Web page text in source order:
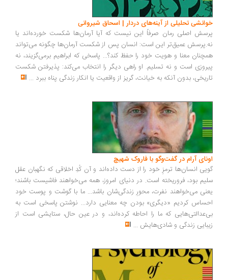
تحلیلی از آینه‌های دردار | اسحاق شیروانی
اصلی رمان صرفاً این نیست که آیا آرمان‌ها شکست خورده‌اند یا
عمیق‌تر این است: انسان پس از شکست آرمان‌ها چگونه می‌تواند
معنا و هویت خود را حفظ کند؟... پاسخی که ابراهیم برمی‌گزیند، نه
است و نه تسلیم. او راهی دیگر را انتخاب می‌کند: پذیرفتن شکست
بدون آنکه به خیانت، گریز از واقعیت یا انکار زندگی پناه ببرد...
آرام در گفت‌وگو با فاروک شهیچ‭
انسان‌ها ترمزِ خود را از دست داده‌اند و آن کُدِ اخلاقی که نگهبان عقل
بود، فروریخته است. در دنیای امروز، همه می‌خواهند فاشیست باشند؛
می‌خواهند نفرت، محورِ زندگی‌شان باشد... ما با گوشت و پوست خود
کردیم «دیگری» بودن چه معنایی دارد... نوشتن پاسخی است به
که ما را احاطه کرده‌اند، و در عین حال، ستایشی است از
زندگی و شادی‌هایش...